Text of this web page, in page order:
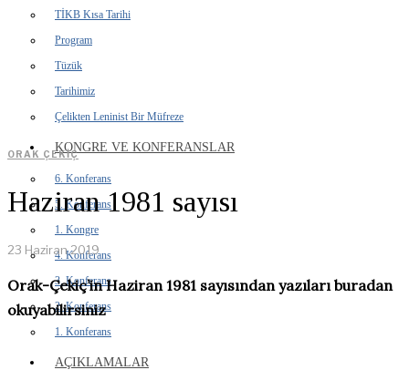
TİKB Kısa Tarihi
Program
Tüzük
Tarihimiz
Çelikten Leninist Bir Müfreze
KONGRE VE KONFERANSLAR
6. Konferans
5. Konferans
1. Kongre
4. Konferans
3. Konferans
2. Konferans
1. Konferans
AÇIKLAMALAR
ORAK ÇEKIÇ
Haziran 1981 sayısı
23 Haziran 2019
Orak-Çekiç’in Haziran 1981 sayısından yazıları buradan
okuyabilirsiniz